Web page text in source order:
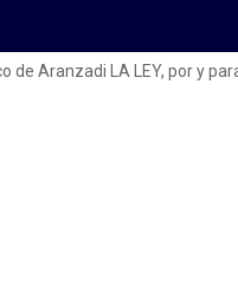
de Aranzadi LA LEY, por y